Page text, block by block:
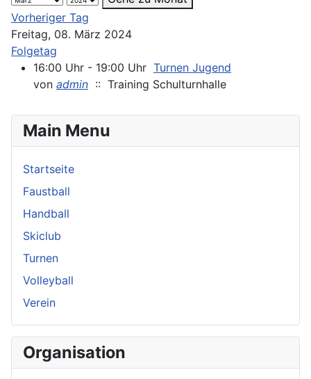
Vorheriger Tag
Freitag, 08. März 2024
Folgetag
16:00 Uhr - 19:00 Uhr Turnen Jugend
von admin :: Training Schulturnhalle
Main Menu
Startseite
Faustball
Handball
Skiclub
Turnen
Volleyball
Verein
Organisation